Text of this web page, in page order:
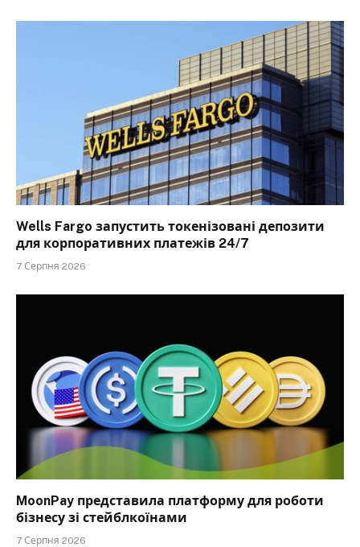
Wells Fargo запустить токенізовані депозити
для корпоративних платежів 24/7
7 Серпня 2026
MoonPay представила платформу для роботи
бізнесу зі стейблкоїнами
7 Серпня 2026